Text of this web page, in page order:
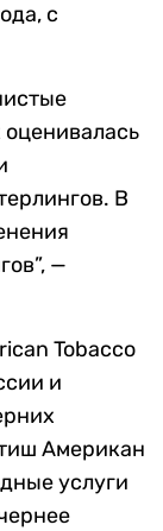
с
В
—
Tobacco
и
Американ
услуги